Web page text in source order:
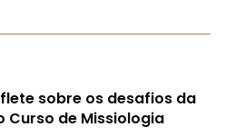
sobre os desafios da
Curso de Missiologia